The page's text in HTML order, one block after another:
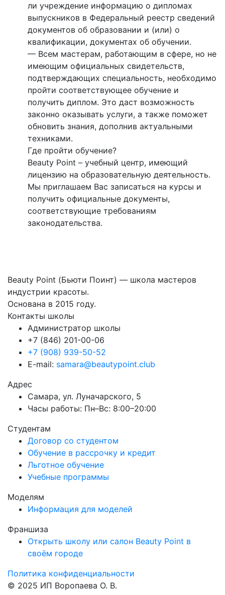
ли учреждение информацию о дипломах
выпускников в Федеральный реестр сведений
документов об образовании и (или) о
квалификации, документах об обучении.
— Всем мастерам, работающим в сфере, но не
имеющим официальных свидетельств,
подтверждающих специальность, необходимо
пройти соответствующее обучение и
получить диплом. Это даст возможность
законно оказывать услуги, а также поможет
обновить знания, дополнив актуальными
техниками.
Где пройти обучение?
Beauty Point – учебный центр, имеющий
лицензию на образовательную деятельность.
Мы приглашаем Вас записаться на курсы и
получить официальные документы,
соответствующие требованиям
законодательства.
Beauty Point (Бьюти Поинт) — школа мастеров
индустрии красоты.
Основана в 2015 году.
Контакты школы
Администратор школы
+7 (846) 201-00-06
+7 (908) 939-50-52
E-mail: samara@beautypoint.club
Адрес
Самара, ул. Луначарского, 5
Часы работы: Пн–Вс: 8:00–20:00
Студентам
Договор со студентом
Обучение в рассрочку и кредит
Льготное обучение
Учебные программы
Моделям
Информация для моделей
Франшиза
Открыть школу или салон Beauty Point в
своём городе
Политика конфиденциальности
© 2025 ИП Воропаева О. В.